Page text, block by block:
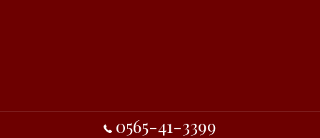
0565-41-3399